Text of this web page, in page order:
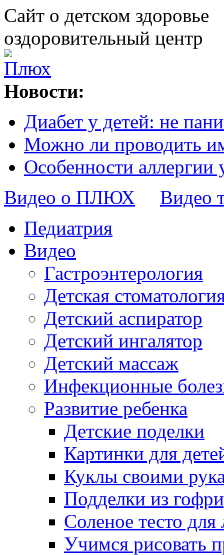
Сайт о детском здоровье
оздоровительный центр
Новости:
Диабет у детей: не
Можно ли проводить
Особенности аллергии
Видео о ПЛЮХ
Видео
Педиатрия
Видео
Гастроэнтерология
Детская
Детский аспиратор
Детский ингалятор
Детский массаж
Инфекционные
Развитие ребенка
Детские поделки
Картинки для
Куклы своими
Подделки из
Соленое тесто для
Учимся рисовать